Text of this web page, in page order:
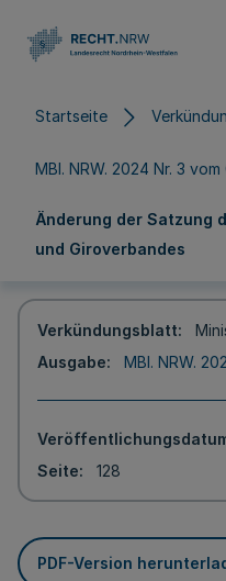
Startseite
MBl. NRW. 2024 Nr. 3
Änderung der Satzung
und Giroverbandes
Verkündungsblatt
Ausgabe
MBl. NRW.
Seite
128
PDF-Version